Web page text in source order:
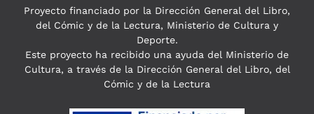
Proyecto financiado por la Dirección General del Libro,
del Cómic y de la Lectura, Ministerio de Cultura y
Deporte.
Este proyecto ha recibido una ayuda del Ministerio de
Cultura, a través de la Dirección General del Libro, del
Cómic y de la Lectura